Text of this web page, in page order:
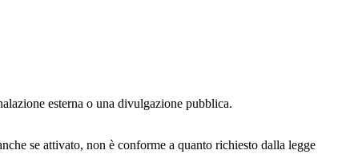
esterna o una divulgazione pubblica.
se attivato, non è conforme a quanto richiesto dalla legge